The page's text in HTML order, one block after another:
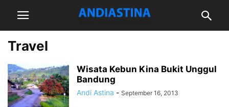
Travel
Wisata Kebun Kina Bukit Unggul
Bandung
Andi Astina - September 16, 2013